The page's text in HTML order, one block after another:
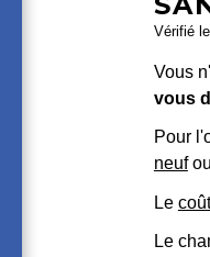
Vérifié
Vous
vous
Pour
neuf
Le
Le